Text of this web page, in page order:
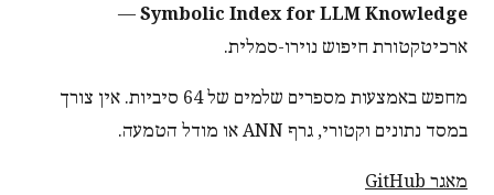
Symbolic Index for LLM Knowledge
—
ארכיטקטורת חיפוש נוירו-סמלית.
מחפש באמצעות מספרים שלמים של 64 סיביות. אין צורך
במסד נתונים וקטורי, גרף ANN או מודל הטמעה.
מאגר GitHub